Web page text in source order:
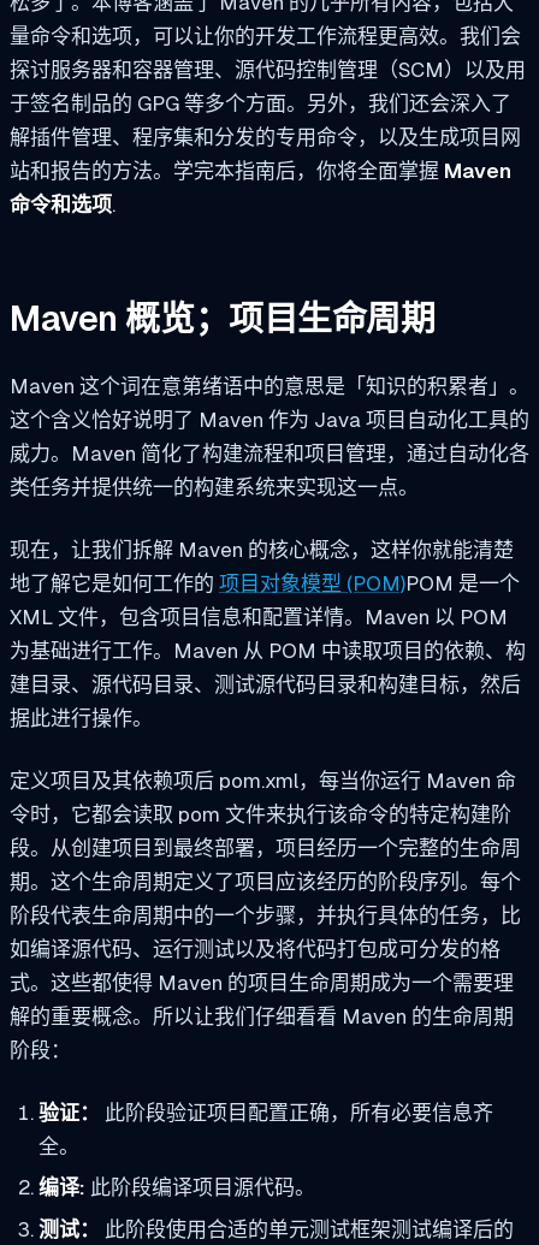
量命令和选项，可以让你的开发工作流程更高效。我们会
探讨服务器和容器管理、源代码控制管理（SCM）以及用
于签名制品的 GPG 等多个方面。另外，我们还会深入了
解插件管理、程序集和分发的专用命令，以及生成项目网
站和报告的方法。学完本指南后，你将全面掌握 Maven
命令和选项.
Maven 概览；项目生命周期
Maven 这个词在意第绪语中的意思是「知识的积累者」。
这个含义恰好说明了 Maven 作为 Java 项目自动化工具的
威力。Maven 简化了构建流程和项目管理，通过自动化各
类任务并提供统一的构建系统来实现这一点。
现在，让我们拆解 Maven 的核心概念，这样你就能清楚
地了解它是如何工作的 项目对象模型 (POM)POM 是一个
XML 文件，包含项目信息和配置详情。Maven 以 POM
为基础进行工作。Maven 从 POM 中读取项目的依赖、构
建目录、源代码目录、测试源代码目录和构建目标，然后
据此进行操作。
定义项目及其依赖项后 pom.xml，每当你运行 Maven 命
令时，它都会读取 pom 文件来执行该命令的特定构建阶
段。从创建项目到最终部署，项目经历一个完整的生命周
期。这个生命周期定义了项目应该经历的阶段序列。每个
阶段代表生命周期中的一个步骤，并执行具体的任务，比
如编译源代码、运行测试以及将代码打包成可分发的格
式。这些都使得 Maven 的项目生命周期成为一个需要理
解的重要概念。所以让我们仔细看看 Maven 的生命周期
阶段：
验证：
此阶段验证项目配置正确，所有必要信息齐
全。
编译: 此阶段编译项目源代码。
测试：
此阶段使用合适的单元测试框架测试编译后的